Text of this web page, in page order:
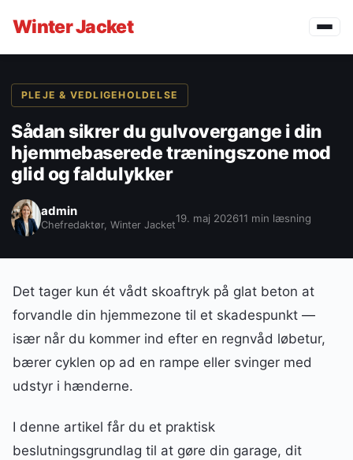
WinterJacket
PLEJE & VEDLIGEHOLDELSE
Sådan sikrer du gulvovergange i din
hjemmebaserede træningszone mod
glid og faldulykker
admin
Chefredaktør, Winter Jacket
19. maj 202611 min læsning
Det tager kun ét vådt skoaftryk på glat beton at
forvandle din hjemmezone til et skadespunkt —
især når du kommer ind efter en regnvåd løbetur,
bærer cyklen op ad en rampe eller svinger med
udstyr i hænderne.
I denne artikel får du et praktisk
beslutningsgrundlag til at gøre din garage, dit